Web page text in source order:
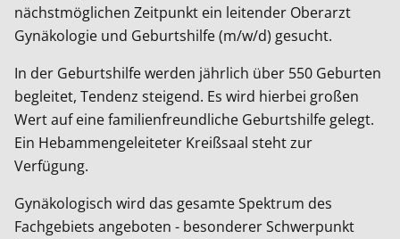
nächstmöglichen Zeitpunkt ein leitender Oberarzt
Gynäkologie und Geburtshilfe (m/w/d) gesucht.
In der Geburtshilfe werden jährlich über 550 Geburten
begleitet, Tendenz steigend. Es wird hierbei großen
Wert auf eine familienfreundliche Geburtshilfe gelegt.
Ein Hebammengeleiteter Kreißsaal steht zur
Verfügung.
Gynäkologisch wird das gesamte Spektrum des
Fachgebiets angeboten - besonderer Schwerpunkt